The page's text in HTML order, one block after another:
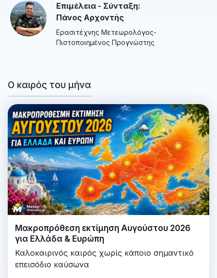
Επιμέλεια - Σύνταξη:
Πάνος Αρχοντής
Ερασιτέχνης Μετεωρολόγος-
Πιστοποιημένος Προγνώστης
Ο καιρός του μήνα
Μακροπρόθεση εκτίμηση Αυγούστου 2026
για Ελλάδα & Ευρώπη
Καλοκαιρινός καιρός χωρίς κάποιο σημαντικό
επεισόδιο καύσωνα